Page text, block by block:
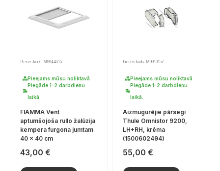
Preces kods: M9944515
Pieejams mūsu noliktavā
Piegāde 1–2 darbdienu
laikā.
FIAMMA Vent
aptumšojoša rullo žalūzija
kempera furgona jumtam
40 × 40 cm
43,00 €
Preces kods: M9910157
Pieejams mūsu noliktavā
Piegāde 1–2 darbdienu
laikā.
Aizmugurējie pārsegi
Thule Omnistor 9200,
LH+RH, krēma
(1500602494)
55,00 €